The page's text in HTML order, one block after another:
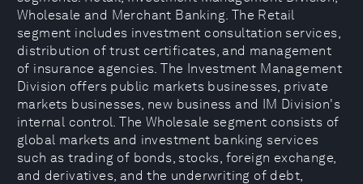
Wholesale and Merchant Banking. The Retail
segment includes investment consultation services,
distribution of trust certificates, and management
of insurance agencies. The Investment Management
Division offers public markets businesses, private
markets businesses, new business and IM Division's
internal control. The Wholesale segment consists of
global markets and investment banking services
such as trading of bonds, stocks, foreign exchange,
and derivatives, and the underwriting of debt,